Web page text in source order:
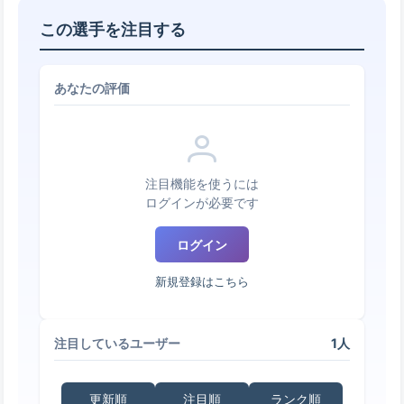
この選手を注目する
あなたの評価
注目機能を使うには
ログインが必要です
ログイン
新規登録はこちら
注目しているユーザー 1人
更新順 注目順 ランク順